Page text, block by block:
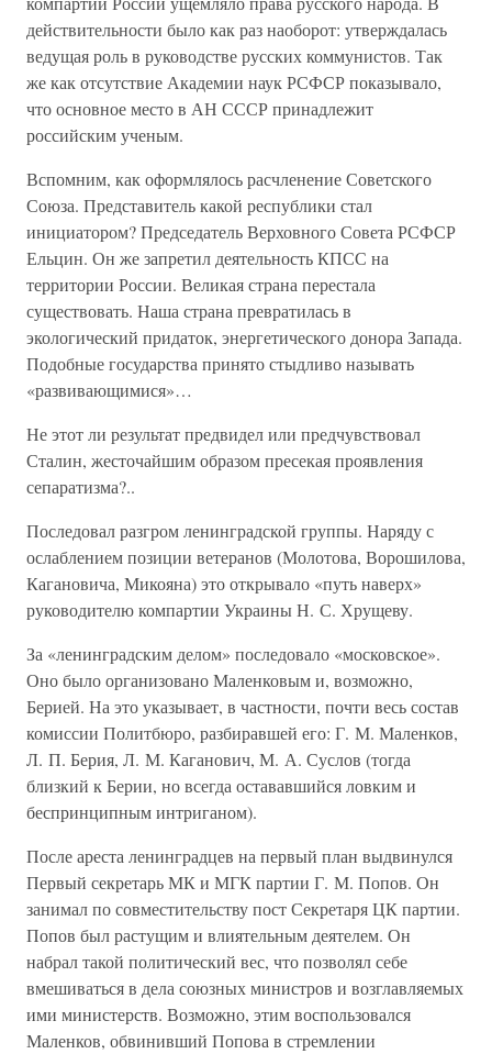
действительности было как раз наоборот: утверждалась
ведущая роль в руководстве русских коммунистов. Так
же как отсутствие Академии наук РСФСР показывало,
что основное место в АН СССР принадлежит
российским ученым.
Вспомним, как оформлялось расчленение Советского
Союза. Представитель какой республики стал
инициатором? Председатель Верховного Совета РСФСР
Ельцин. Он же запретил деятельность КПСС на
территории России. Великая страна перестала
существовать. Наша страна превратилась в
экологический придаток, энергетического донора Запада.
Подобные государства принято стыдливо называть
«развивающимися»…
Не этот ли результат предвидел или предчувствовал
Сталин, жесточайшим образом пресекая проявления
сепаратизма?..
Последовал разгром ленинградской группы. Наряду с
ослаблением позиции ветеранов (Молотова, Ворошилова,
Кагановича, Микояна) это открывало «путь наверх»
руководителю компартии Украины Н. С. Хрущеву.
За «ленинградским делом» последовало «московское».
Оно было организовано Маленковым и, возможно,
Берией. На это указывает, в частности, почти весь состав
комиссии Политбюро, разбиравшей его: Г. М. Маленков,
Л. П. Берия, Л. М. Каганович, М. А. Суслов (тогда
близкий к Берии, но всегда остававшийся ловким и
беспринципным интриганом).
После ареста ленинградцев на первый план выдвинулся
Первый секретарь МК и МГК партии Г. М. Попов. Он
занимал по совместительству пост Секретаря ЦК партии.
Попов был растущим и влиятельным деятелем. Он
набрал такой политический вес, что позволял себе
вмешиваться в дела союзных министров и возглавляемых
ими министерств. Возможно, этим воспользовался
Маленков, обвинивший Попова в стремлении